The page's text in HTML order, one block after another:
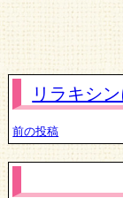
リラキシ
前の投稿